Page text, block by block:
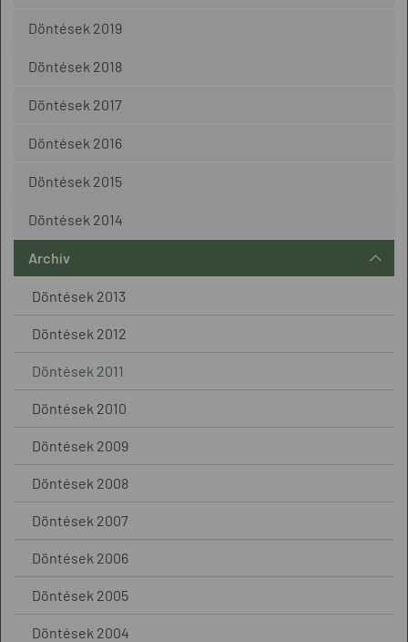
Döntések 2019
Döntések 2018
Döntések 2017
Döntések 2016
Döntések 2015
Döntések 2014
Archív
Döntések 2013
Döntések 2012
Döntések 2011
Döntések 2010
Döntések 2009
Döntések 2008
Döntések 2007
Döntések 2006
Döntések 2005
Döntések 2004